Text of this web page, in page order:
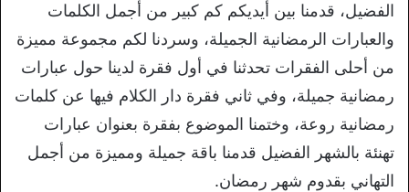
الفضيل، قدمنا بين أيديكم كم كبير من أجمل الكلمات
والعبارات الرمضانية الجميلة، وسردنا لكم مجموعة مميزة
من أحلى الفقرات تحدثنا في أول فقرة لدينا حول عبارات
رمضانية جميلة، وفي ثاني فقرة دار الكلام فيها عن كلمات
رمضانية روعة، وختمنا الموضوع بفقرة بعنوان عبارات
تهنئة بالشهر الفضيل قدمنا باقة جميلة ومميزة من أجمل
التهاني بقدوم شهر رمضان.